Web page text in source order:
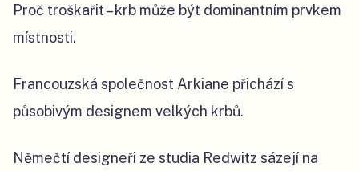
Proč troškařit – krb může být dominantním prvkem
místnosti.
Francouzská společnost Arkiane přichází s
působivým designem velkých krbů.
Němečtí designeři ze studia Redwitz sázejí na